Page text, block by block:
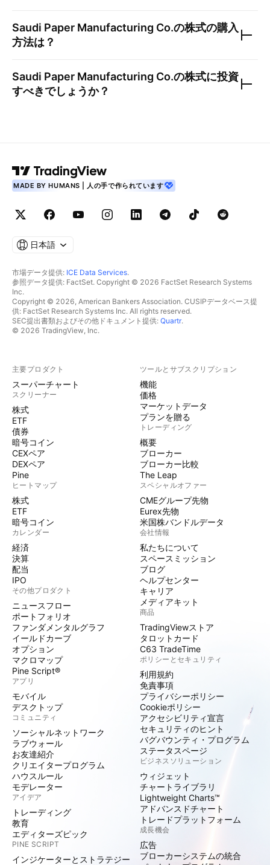
Saudi Paper Manufacturing Co.の株式の購入
方法は？
Saudi Paper Manufacturing Co.の株式に投資
すべきでしょうか？
MADE BY HUMANS | 人の手で作られています
日本語
市場データ提供: ICE Data Services.
参照データ提供: FactSet. Copyright © 2026 FactSet Research Systems
Inc.
Copyright © 2026, American Bankers Association. CUSIPデータベース提
供: FactSet Research Systems Inc. All rights reserved.
SEC提出書類およびその他ドキュメント提供: Quartr.
© 2026 TradingView, Inc.
主要プロダクト
スーパーチャート
スクリーナー
株式
ETF
債券
暗号コイン
CEXペア
DEXペア
Pine
ヒートマップ
株式
ETF
暗号コイン
カレンダー
経済
決算
配当
IPO
その他プロダクト
ニュースフロー
ポートフォリオ
ファンダメンタルグラフ
イールドカーブ
オプション
マクロマップ
Pine Script®
アプリ
モバイル
デスクトップ
コミュニティ
ソーシャルネットワーク
ラブウォール
お友達紹介
クリエイタープログラム
ハウスルール
モデレーター
アイデア
トレーディング
教育
エディターズピック
PINE SCRIPT
インジケーターとストラテジー
ツールとサブスクリプション
機能
価格
マーケットデータ
プランを贈る
トレーディング
概要
ブローカー
ブローカー比較
The Leap
スペシャルオファー
CMEグループ先物
Eurex先物
米国株バンドルデータ
会社情報
私たちについて
スペースミッション
ブログ
ヘルプセンター
キャリア
メディアキット
商品
TradingViewストア
タロットカード
C63 TradeTime
ポリシーとセキュリティ
利用規約
免責事項
プライバシーポリシー
Cookieポリシー
アクセシビリティ宣言
セキュリティのヒント
バグバウンティ・プログラム
ステータスページ
ビジネスソリューション
ウィジェット
チャートライブラリ
Lightweight Charts™
アドバンスドチャート
トレードプラットフォーム
成長機会
広告
ブローカーシステムの統合